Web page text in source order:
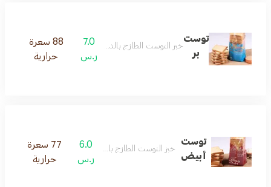
توست
بر
خبز التوست الطازج بالدقيق الأسمر
7.0
ر.س
88 سعرة
حرارية
توست
أبيض
خبز التوست الطازج بالدقيق الأبيض
6.0
ر.س
77 سعرة
حرارية